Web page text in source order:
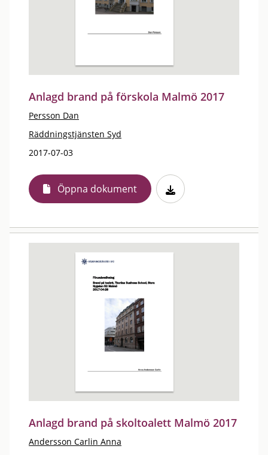
Anlagd brand på förskola Malmö 2017
Persson Dan
Räddningstjänsten Syd
2017-07-03
Öppna dokument
Anlagd brand på skoltoalett Malmö 2017
Andersson Carlin Anna